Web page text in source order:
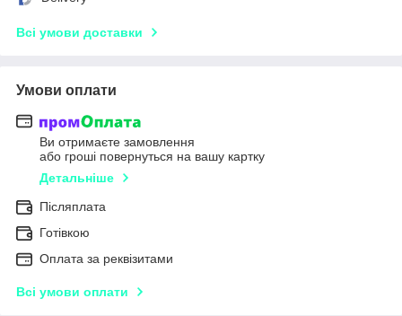
Всі умови доставки
Умови оплати
Ви отримаєте замовлення
або гроші повернуться на вашу картку
Детальніше
Післяплата
Готівкою
Оплата за реквізитами
Всі умови оплати